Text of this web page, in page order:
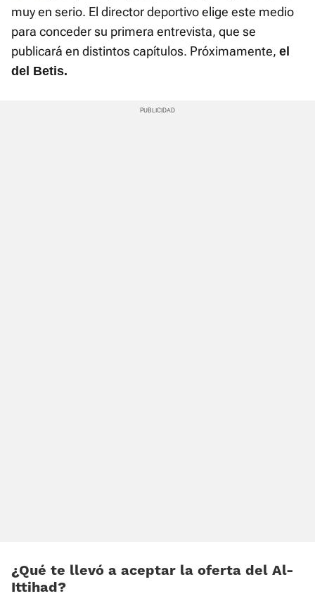
muy en serio. El director deportivo elige este medio
para conceder su primera entrevista, que se
publicará en distintos capítulos. Próximamente, el
del Betis.
¿Qué te llevó a aceptar la oferta del Al-
Ittihad?